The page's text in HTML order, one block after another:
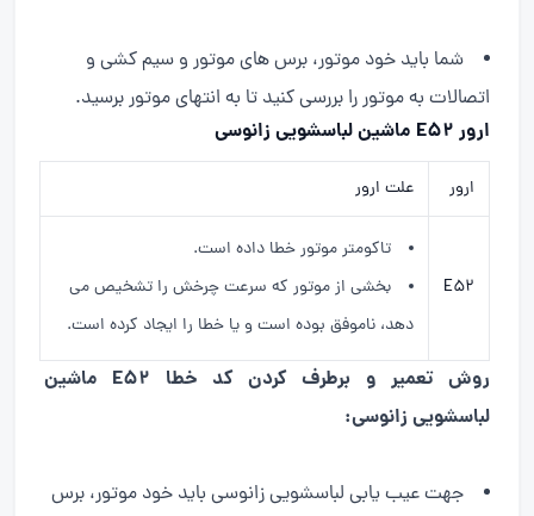
شما باید خود موتور، برس های موتور و سیم کشی و
اتصالات به موتور را بررسی کنید تا به انتهای موتور برسید.
ارور E52 ماشین لباسشویی زانوسی
ارور علت ارور
E52
تاکومتر موتور خطا داده است.
بخشی از موتور که سرعت چرخش را تشخیص می
دهد، ناموفق بوده است و یا خطا را ایجاد کرده است.
روش تعمیر و برطرف کردن کد خطا E52 ماشین
لباسشویی زانوسی:
جهت عیب یابی لباسشویی زانوسی باید خود موتور، برس